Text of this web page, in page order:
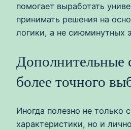
помогает выработать
принимать решения на
логики, а не сиюминутных
Дополнительные
более точного
Иногда полезно не только
характеристики, но и